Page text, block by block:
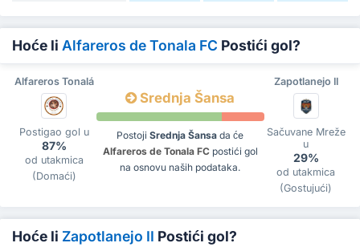
Hoće li Alfareros de Tonala FC Postići gol?
Alfareros Tonalá Zapotlanejo II
Postigao gol u
87%
od utakmica
(Domaći)
Srednja Šansa
Postoji Srednja Šansa da će
Alfareros de Tonala FCpostići gol
na osnovu naših podataka.
Sačuvane Mreže
u
29%
od utakmica
(Gostujući)
Hoće li Zapotlanejo II Postići gol?